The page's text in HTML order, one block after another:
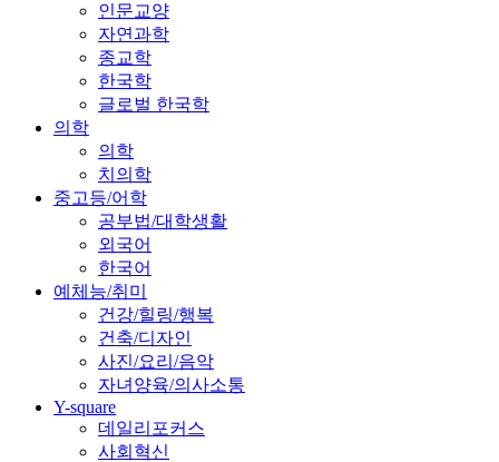
인문교양
자연과학
종교학
한국학
글로벌 한국학
의학
의학
치의학
중고등/어학
공부법/대학생활
외국어
한국어
예체능/취미
건강/힐링/행복
건축/디자인
사진/요리/음악
자녀양육/의사소통
Y-square
데일리포커스
사회혁신